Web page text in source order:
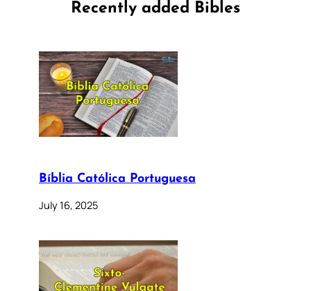
Recently added Bibles
Bíblia Católica Portuguesa
July 16, 2025